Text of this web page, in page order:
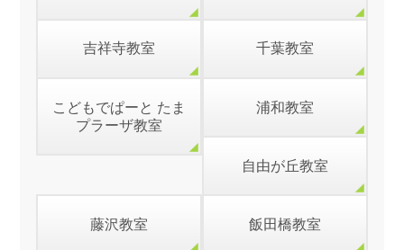
吉祥寺教室 千葉教室
こどもでぱーと たま
プラーザ教室
浦和教室
自由が丘教室
藤沢教室 飯田橋教室